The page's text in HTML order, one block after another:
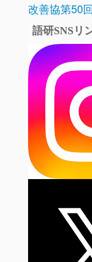
改善協第50
語研SNSリ